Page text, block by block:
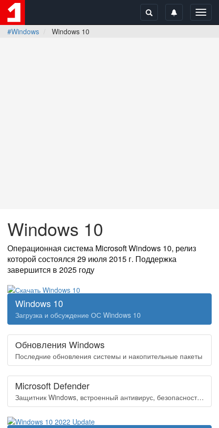
#Windows
Windows 10
Windows 10
Операционная система Microsoft Windows 10, релиз
которой состоялся 29 июля 2015 г. Поддержка
завершится в 2025 году
Windows 10
Загрузка и обсуждение ОС Windows 10
Обновления Windows
Последние обновления системы и накопительные пакеты
Microsoft Defender
Защитник Windows, встроенный антивирус, безопасность системы